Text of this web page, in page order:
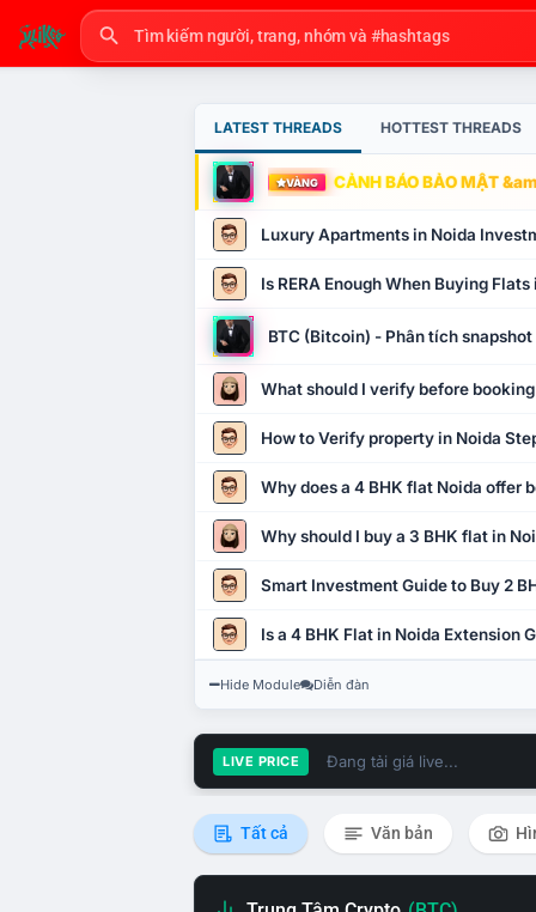
LATEST THREADS HOTTEST THREADS
VÀNG CẢNH BÁO BẢO MẬT
Luxury Apartments in Noida
Is RERA Enough When Buying Flats
BTC (Bitcoin) - Phân tích
What should I verify before
How to Verify property in Noida
Why does a 4 BHK flat Noida offer
Why should I buy a 3 BHK flat in
Smart Investment Guide to Buy 2
Is a 4 BHK Flat in Noida Extension
Hide Module Diễn đàn
LIVE PRICE Đang tải giá live...
Tất cả Văn bản